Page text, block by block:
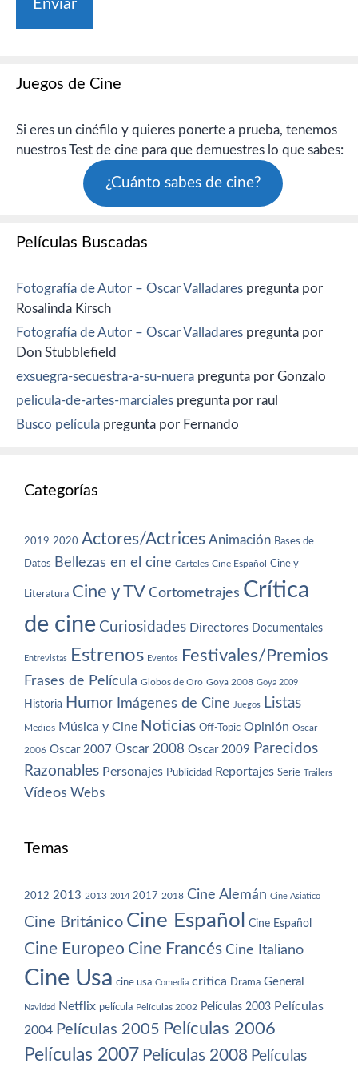
Juegos de Cine
Si eres un cinéfilo y quieres ponerte a prueba, tenemos
nuestros Test de cine para que demuestres lo que sabes:
¿Cuánto sabes de cine?
Películas Buscadas
Fotografía de Autor – Oscar Valladares pregunta por
Rosalinda Kirsch
Fotografía de Autor – Oscar Valladares pregunta por
Don Stubblefield
exsuegra-secuestra-a-su-nuera pregunta por Gonzalo
pelicula-de-artes-marciales pregunta por raul
Busco película pregunta por Fernando
Categorías
2019 2020 Actores/Actrices Animación Bases de
Datos Bellezas en el cine Carteles Cine Español Cine y
Literatura Cine y TV Cortometrajes Crítica
de cine Curiosidades Directores Documentales
Entrevistas Estrenos Eventos Festivales/Premios
Frases de Película Globos de Oro Goya 2008 Goya 2009
Historia Humor Imágenes de Cine Juegos Listas
Medios Música y Cine Noticias Off-Topic Opinión Oscar
2006 Oscar 2007 Oscar 2008 Oscar 2009 Parecidos
Razonables Personajes Publicidad Reportajes Serie Trailers
Vídeos Webs
Temas
2012 2013 2013 2014 2017 2018 Cine Alemán Cine Asiático
Cine Británico Cine Español Cine Español
Cine Europeo Cine Francés Cine Italiano
Cine Usa cine usa Comedia crítica Drama General
Navidad Netflix película Películas 2002 Películas 2003 Películas
2004 Películas 2005 Películas 2006
Películas 2007 Películas 2008 Películas